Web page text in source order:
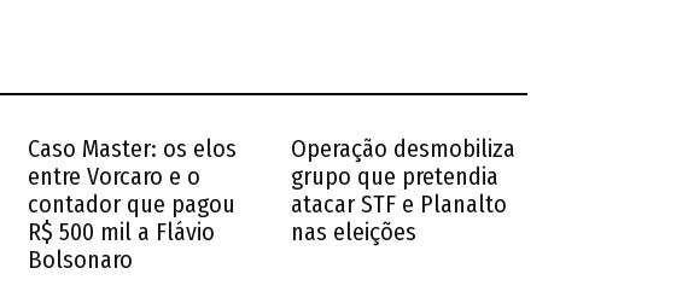
Caso Master: os elos
entre Vorcaro e o
contador que pagou
R$ 500 mil a Flávio
Bolsonaro
Operação desmobiliza
grupo que pretendia
atacar STF e Planalto
nas eleições